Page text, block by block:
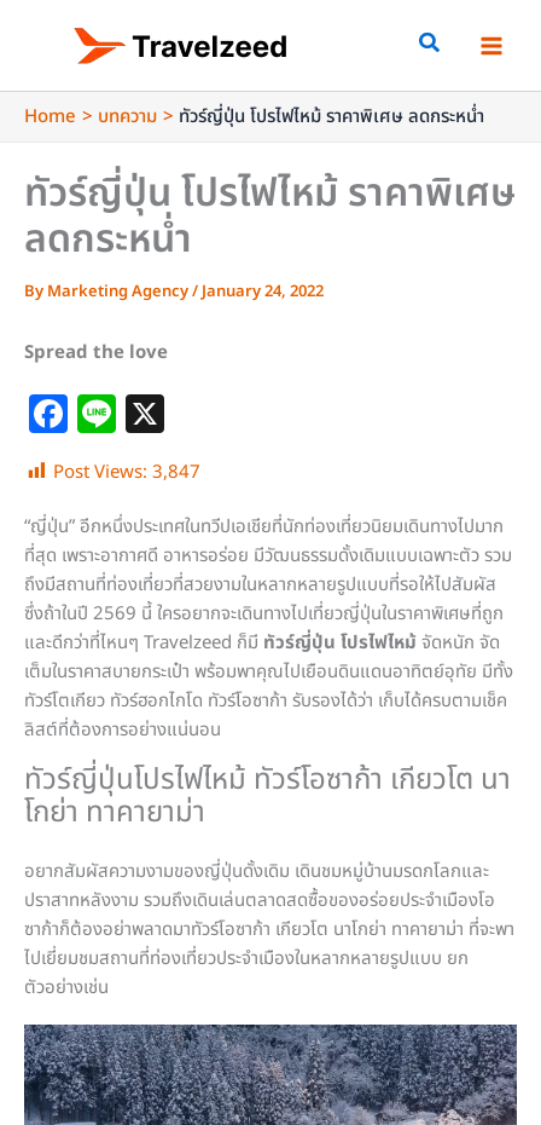
Home
บทความ ทัวร์ญี่ปุ่น โปรไฟไหม้ ราคาพิเศษ ลดกระหน่ำ
ทัวร์ญี่ปุ่น โปรไฟไหม้ ราคาพิเศษ
ลดกระหน่ำ
By Marketing Agency/ January 24, 2022
Spread the love
F
a
c
e
b
o
o
k
Li
n
e
Post Views: 3,847
“ญี่ปุ่น” อีกหนึ่งประเทศในทวีปเอเชียที่นักท่องเที่ยวนิยมเดินทางไปมาก
ที่สุด เพราะอากาศดี อาหารอร่อย มีวัฒนธรรมดั้งเดิมแบบเฉพาะตัว รวม
ถึงมีสถานที่ท่องเที่ยวที่สวยงามในหลากหลายรูปแบบที่รอให้ไปสัมผัส
ซึ่งถ้าในปี 2569 นี้ ใครอยากจะเดินทางไปเที่ยวญี่ปุ่นในราคาพิเศษที่ถูก
และดีกว่าที่ไหนๆ Travelzeed ก็มี ทัวร์ญี่ปุ่น โปรไฟไหม้ จัดหนัก จัด
เต็มในราคาสบายกระเป๋า พร้อมพาคุณไปเยือนดินแดนอาทิตย์อุทัย มีทั้ง
ทัวร์โตเกียว ทัวร์ฮอกไกโด ทัวร์โอซาก้า รับรองได้ว่า เก็บได้ครบตามเช็ค
ลิสต์ที่ต้องการอย่างแน่นอน
ทัวร์ญี่ปุ่นโปรไฟไหม้ ทัวร์โอซาก้า เกียวโต นา
โกย่า ทาคายาม่า
อยากสัมผัสความงามของญี่ปุ่นดั้งเดิม เดินชมหมู่บ้านมรดกโลกและ
ปราสาทหลังงาม รวมถึงเดินเล่นตลาดสดซื้อของอร่อยประจำเมืองโอ
ซาก้าก็ต้องอย่าพลาดมาทัวร์โอซาก้า เกียวโต นาโกย่า ทาคายาม่า ที่จะพา
ไปเยี่ยมชมสถานที่ท่องเที่ยวประจำเมืองในหลากหลายรูปแบบ ยก
ตัวอย่างเช่น